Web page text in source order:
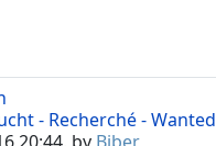
- Recherché - Wanted